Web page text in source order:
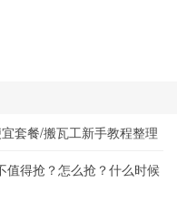
套餐/搬瓦工新手教程整理
得抢？怎么抢？什么时候